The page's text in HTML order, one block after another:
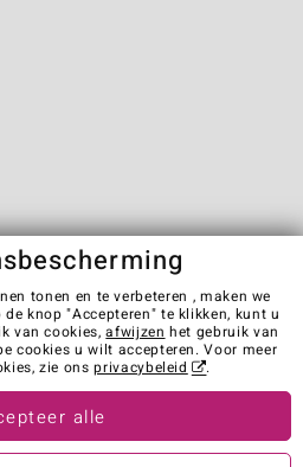
Privacybeleid
Cookies
Contract herroepen
in other countries:
tonen en te verbeteren , maken we
knop "Accepteren" te klikken, kunt u
van cookies,afwijzen het gebruik van
cookies u wilt accepteren. Voor meer
zie onsprivacybeleid .
alle